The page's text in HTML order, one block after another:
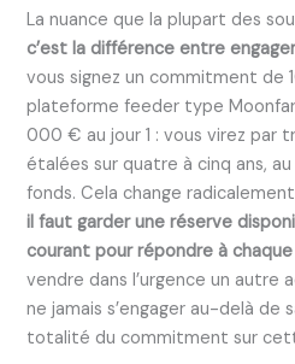
La nuance que la plupart des
c’est la différence entre
vous signez un commitment de
plateforme feeder type
000 € au jour 1 : vous virez par
étalées sur quatre à cinq ans,
fonds. Cela change
il faut garder une réserve
courant pour répondre à
vendre dans l’urgence un autre
ne jamais s’engager au-delà de
totalité du commitment sur